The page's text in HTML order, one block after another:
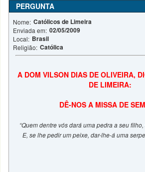
PERGUNTA
Nome: Católicos de Limeira
Enviada em: 02/05/2009
Local: Brasil
Religião: Católica
A DOM VILSON DIAS DE OLIVEIRA,
DE LIMEIRA:
DÊ-NOS A MISSA DE
“Quem dentre vós dará uma pedra a seu
E, se lhe pedir um peixe, dar-lhe-á uma